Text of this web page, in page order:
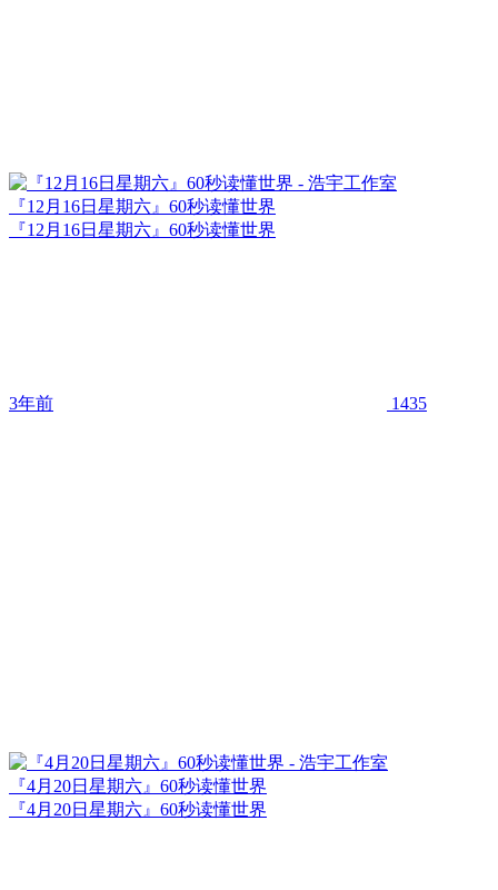
『12月16日星期六』60秒读懂世界
『12月16日星期六』60秒读懂世界
3年前 1435
『4月20日星期六』60秒读懂世界
『4月20日星期六』60秒读懂世界